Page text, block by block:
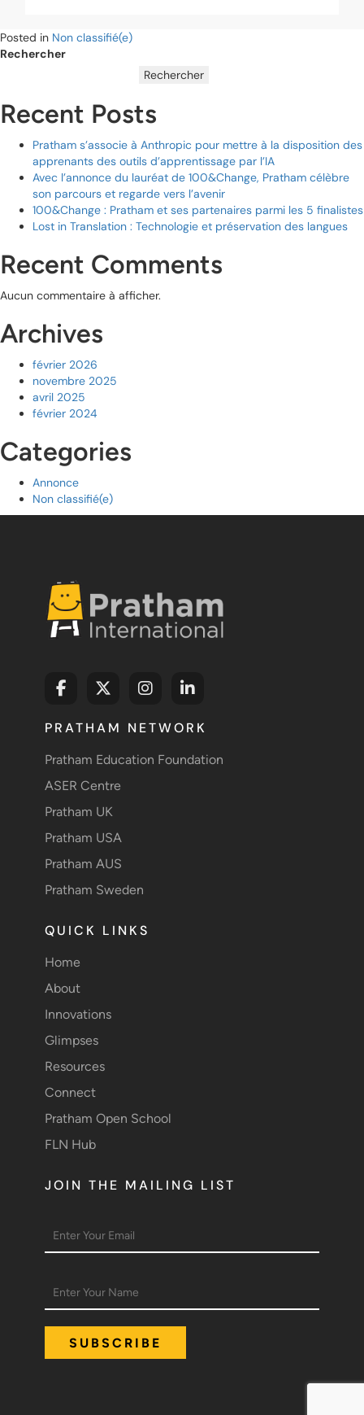
Posted in Non classifié(e)
Rechercher
Rechercher
Recent Posts
Pratham s’associe à Anthropic pour mettre à la disposition des
apprenants des outils d’apprentissage par l’IA
Avec l’annonce du lauréat de 100&Change, Pratham célèbre
son parcours et regarde vers l’avenir
100&Change : Pratham et ses partenaires parmi les 5 finalistes
Lost in Translation : Technologie et préservation des langues
Recent Comments
Aucun commentaire à afficher.
Archives
février 2026
novembre 2025
avril 2025
février 2024
Categories
Annonce
Non classifié(e)
PRATHAM NETWORK
Pratham Education Foundation
ASER Centre
Pratham UK
Pratham USA
Pratham AUS
Pratham Sweden
QUICK LINKS
Home
About
Innovations
Glimpses
Resources
Connect
Pratham Open School
FLN Hub
JOIN THE MAILING LIST